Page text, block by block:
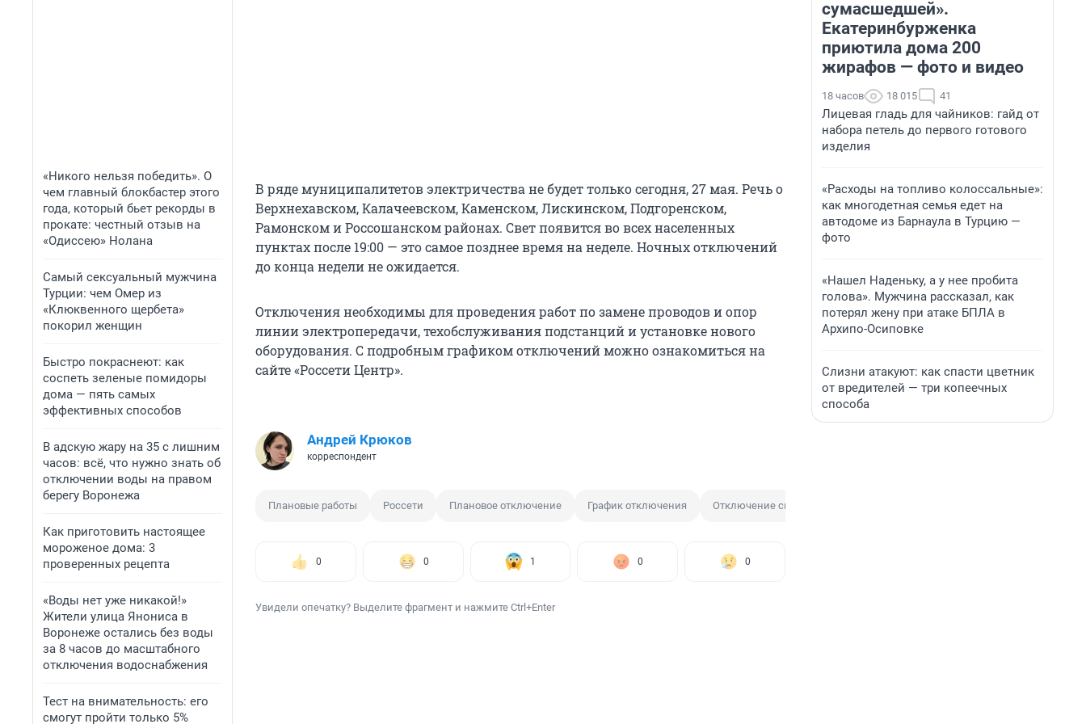
«Никого нельзя победить». О
чем главный блокбастер этого
года, который бьет рекорды в
прокате: честный отзыв на
«Одиссею» Нолана
Самый сексуальный мужчина
Турции: чем Омер из
«Клюквенного щербета»
покорил женщин
Быстро покраснеют: как
соспеть зеленые помидоры
дома — пять самых
эффективных способов
В адскую жару на 35 с лишним
часов: всё, что нужно знать об
отключении воды на правом
берегу Воронежа
Как приготовить настоящее
мороженое дома: 3
проверенных рецепта
«Воды нет уже никакой!»
Жители улица Янониса в
Воронеже остались без воды
за 8 часов до масштабного
отключения водоснабжения
Тест на внимательность: его
смогут пройти только 5%
В ряде муниципалитетов электричества не будет только сегодня, 27 мая. Речь о
Верхнехавском, Калачеевском, Каменском, Лискинском, Подгоренском,
Рамонском и Россошанском районах. Свет появится во всех населенных
пунктах после 19:00 — это самое позднее время на неделе. Ночных отключений
до конца недели не ожидается.
Отключения необходимы для проведения работ по замене проводов и опор
линии электропередачи, техобслуживания подстанций и установке нового
оборудования. С подробным графиком отключений можно ознакомиться на
сайте «Россети Центр».
Андрей Крюков
корреспондент
Плановые работы Россети Плановое отключение График отключения Отключение света
0 0 1 0 0
Увидели опечатку? Выделите фрагмент и нажмите Ctrl+Enter
сумасшедшей».
Екатеринбурженка
приютила дома 200
жирафов — фото и видео
18 часов 18 015 41
Лицевая гладь для чайников: гайд от
набора петель до первого готового
изделия
«Расходы на топливо колоссальные»:
как многодетная семья едет на
автодоме из Барнаула в Турцию —
фото
«Нашел Наденьку, а у нее пробита
голова». Мужчина рассказал, как
потерял жену при атаке БПЛА в
Архипо-Осиповке
Слизни атакуют: как спасти цветник
от вредителей — три копеечных
способа